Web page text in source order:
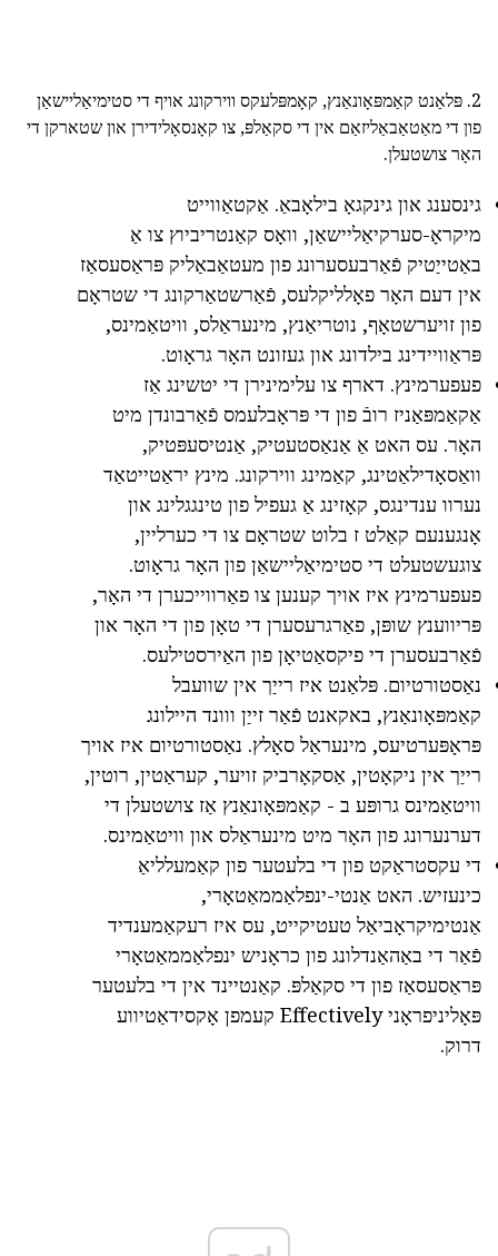
2. פּלאַנט קאַמפּאָונאַנץ, קאָמפּלעקס ווירקונג אויף די סטימיאַליישאַן
פון די מאַטאַבאַליזאַם אין די סקאַלפּ, צו קאָנסאָלידירן און שטארקן די
האָר צושטעלן.
גינסענג און גינקגאָ בילאָבאַ. אַקטאַווייט
מיקראָ-סערקיאַליישאַן, וואָס קאַנטריביוץ צו אַ
באַטייַטיק פֿאַרבעסערונג פון מעטאַבאַליק פּראַסעסאַז
אין דעם האָר פאָלליקלעס, פֿאַרשטאַרקונג די שטראָם
פון זויערשטאָף, נוטריאַנץ, מינעראַלס, וויטאַמינס,
פּראַוויידינג בילדונג און געזונט האָר גראָוט.
פעפערמינץ. דארף צו עלימינירן די יטשינג אַז
אַקאַמפּאַניז רובֿ פון די פּראָבלעמס פֿאַרבונדן מיט
האָר. עס האט אַ אַנאַסטעטיק, אַנטיסעפּטיק,
וואַסאָדילאַטינג, קאַמינג ווירקונג. מינץ יראַטייטאַד
נערוו ענדינגס, קאָזינג אַ געפיל פון טינגגלינג און
אָנגענעם קאַלט ז בלוט שטראָם צו די כערליין,
צוגעשטעלט די סטימיאַליישאַן פון האָר גראָוט.
פעפערמינץ איז אויך קענען צו פאַרווייכערן די האָר,
פּריווענץ שופּן, פאַרגרעסערן די טאָן פון די האָר און
פֿאַרבעסערן די פיקסאַטיאָן פון האַירסטילעס.
נאַסטורטיום. פּלאַנט איז רייַך אין שוועבל
קאַמפּאָונאַנץ, באקאנט פֿאַר זייַן ווונד היילונג
פּראָפּערטיעס, מינעראַל סאָלץ. נאַסטורטיום איז אויך
רייַך אין ניקאָטין, אַסקאָרביק זויער, קעראַטין, רוטין,
וויטאַמינס גרופּע ב - קאַמפּאָונאַנץ אַז צושטעלן די
דערנערונג פון האָר מיט מינעראַלס און וויטאַמינס.
די עקסטראַקט פון די בלעטער פון קאַמעלליאַ
כינעזיש. האט אַנטי-ינפלאַממאַטאָרי,
אַנטימיקראָביאַל טעטיקייט, עס איז רעקאַמענדיד
פֿאַר די באַהאַנדלונג פון כראָניש ינפלאַממאַטאָרי
פּראַסעסאַז פון די סקאַלפּ. קאַנטיינד אין די בלעטער
פּאָליניפראָני Effectively קעמפן אָקסידאַטיווע
דרוק.